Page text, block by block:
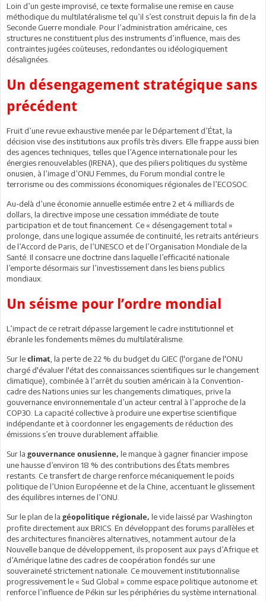
Loin d’un geste improvisé, ce texte formalise une remise en cause
méthodique du multilatéralisme tel qu’il s’est construit depuis la fin de la
Seconde Guerre mondiale. Pour l’administration américaine, ces
structures ne constituent plus des instruments d’influence, mais des
contraintes jugées coûteuses, redondantes ou idéologiquement
désalignées.
Un désengagement stratégique sans
précédent
Fruit d’une revue exhaustive menée par le Département d’État, la
décision vise des institutions aux profils très divers. Elle frappe aussi bien
des agences techniques, telles que l’Agence internationale pour les
énergies renouvelables (IRENA), que des piliers politiques du système
onusien, à l’image d’ONU Femmes, du Forum mondial contre le
terrorisme ou des commissions économiques régionales de l’ECOSOC.
Au-delà d’une économie annuelle estimée entre 2 et 4 milliards de
dollars, la directive impose une cessation immédiate de toute
participation et de tout financement. Ce « désengagement total »
prolonge, dans une logique assumée de continuité, les retraits antérieurs
de l’Accord de Paris, de l’UNESCO et de l’Organisation Mondiale de la
Santé. Il consacre une doctrine dans laquelle l’efficacité nationale
l’emporte désormais sur l’investissement dans les biens publics
mondiaux.
Un séisme pour l’ordre mondial
L’impact de ce retrait dépasse largement le cadre institutionnel et
ébranle les fondements mêmes du multilatéralisme.
Sur le climat , la perte de 22 % du budget du GIEC (l'organe de l'ONU
chargé d'évaluer l'état des connaissances scientifiques sur le changement
climatique), combinée à l’arrêt du soutien américain à la Convention-
cadre des Nations unies sur les changements climatiques, prive la
gouvernance environnementale d’un acteur central à l’approche de la
COP30. La capacité collective à produire une expertise scientifique
indépendante et à coordonner les engagements de réduction des
émissions s’en trouve durablement affaiblie.
Sur la gouvernance onusienne, le manque à gagner financier impose
une hausse d’environ 18 % des contributions des États membres
restants. Ce transfert de charge renforce mécaniquement le poids
politique de l’Union Européenne et de la Chine, accentuant le glissement
des équilibres internes de l’ONU.
Sur le plan de la géopolitique régionale, le vide laissé par Washington
profite directement aux BRICS. En développant des forums parallèles et
des architectures financières alternatives, notamment autour de la
Nouvelle banque de développement, ils proposent aux pays d’Afrique et
d’Amérique latine des cadres de coopération fondés sur une
souveraineté strictement nationale. Ce mouvement institutionnalise
progressivement le « Sud Global » comme espace politique autonome et
renforce l’influence de Pékin sur les périphéries du système international.